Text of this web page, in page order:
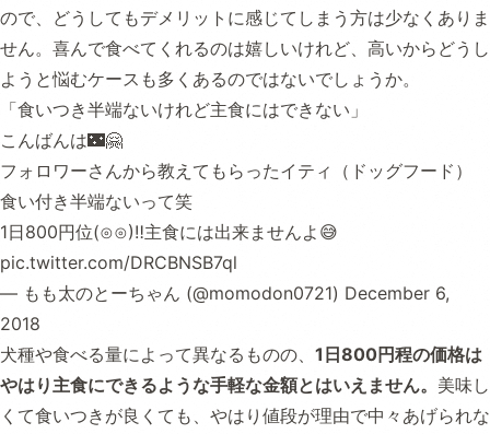
ので、どうしてもデメリットに感じてしまう方は少なくありま
せん。喜んで食べてくれるのは嬉しいけれど、高いからどうし
ようと悩むケースも多くあるのではないでしょうか。
「食いつき半端ないけれど主食にはできない」
こんばんは🌃🤗
フォロワーさんから教えてもらったイティ（ドッグフード）
食い付き半端ないって笑
1日800円位(⊙⊙)‼主食には出来ませんよ😅
pic.twitter.com/DRCBNSB7ql
— もも太のとーちゃん (@momodon0721) December 6,
2018
犬種や食べる量によって異なるものの、 1日800円程の価格は
やはり主食にできるような手軽な金額とはいえません。 美味し
くて食いつきが良くても、やはり値段が理由で中々あげられな